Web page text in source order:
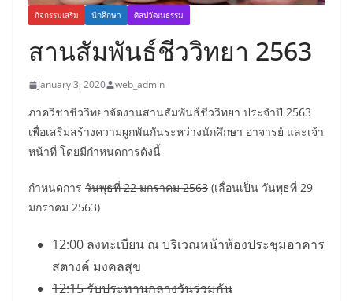
กิจกรรมเสริม นักศึกษา ศิลปวัฒนธรรม
สานสัมพันธ์ชีววิทยา 2563
January 3, 2020 web_admin
ภาควิชาชีววิทยาจัดงานสานสัมพันธ์ชีววิทยา ประจำปี 2563
เพื่อเสริมสร้างความผูกพันกันระหว่างนักศึกษา อาจารย์ และเจ้า
หน้าที่ โดยมีกำหนดการดังนี้
กำหนดการ วันพุธที่ 22 มกราคม 2563 (เลื่อนเป็น วันพุธที่ 29
มกราคม 2563)
12:00 ลงทะเบียน ณ บริเวณหน้าห้องประชุมอาคาร
สตางค์ มงคลสุข
12:15 รับประทานกลางวันร่วมกัน